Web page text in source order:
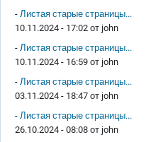
- Листая старые страницы...
10.11.2024 - 17:02 от john
- Листая старые страницы...
10.11.2024 - 16:59 от john
- Листая старые страницы...
03.11.2024 - 18:47 от john
- Листая старые страницы...
26.10.2024 - 08:08 от john